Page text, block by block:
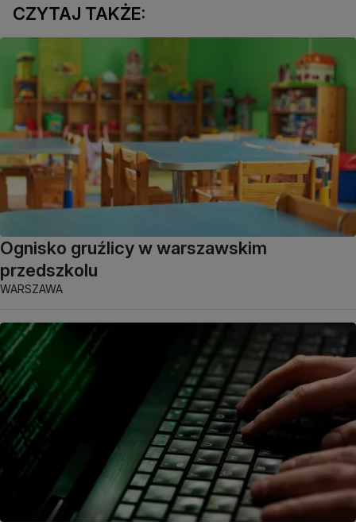
CZYTAJ TAKŻE:
Ognisko gruźlicy w warszawskim
przedszkolu
WARSZAWA